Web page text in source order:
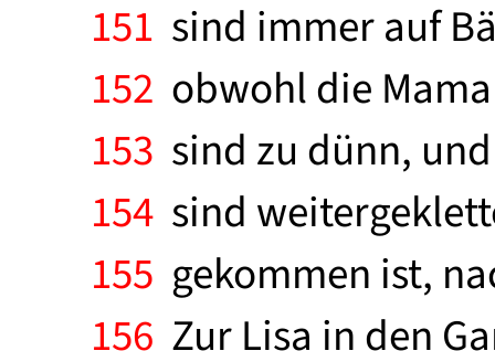
151 sind immer auf
152 obwohl die
153 sind zu dünn,
154 sind
155 gekommen ist,
156 Zur Lisa in den